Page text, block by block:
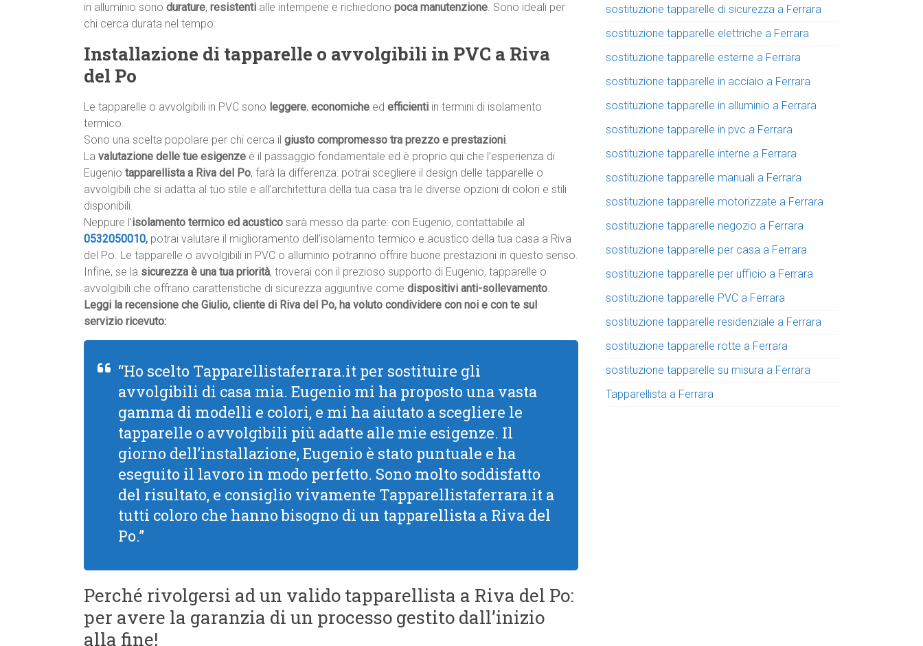
in alluminio sono durature, resistenti alle intemperie e richiedono poca manutenzione. Sono ideali per
chi cerca durata nel tempo.
Installazione di tapparelle o avvolgibili in PVC a Riva
del Po
Le tapparelle o avvolgibili in PVC sono leggere, economiche ed efficienti in termini di isolamento
termico.
Sono una scelta popolare per chi cerca il giusto compromesso tra prezzo e prestazioni.
La valutazione delle tue esigenze è il passaggio fondamentale ed è proprio qui che l’esperienza di
Eugenio tapparellista a Riva del Po, farà la differenza: potrai scegliere il design delle tapparelle o
avvolgibili che si adatta al tuo stile e all’architettura della tua casa tra le diverse opzioni di colori e stili
disponibili.
Neppure l’isolamento termico ed acustico sarà messo da parte: con Eugenio, contattabile al
0532050010, potrai valutare il miglioramento dell’isolamento termico e acustico della tua casa a Riva
del Po. Le tapparelle o avvolgibili in PVC o alluminio potranno offrire buone prestazioni in questo senso.
Infine, se la sicurezza è una tua priorità, troverai con il prezioso supporto di Eugenio, tapparelle o
avvolgibili che offrano caratteristiche di sicurezza aggiuntive come dispositivi anti-sollevamento.
Leggi la recensione che Giulio, cliente di Riva del Po, ha voluto condividere con noi e con te sul
servizio ricevuto:
“Ho scelto Tapparellistaferrara.it per sostituire gli
avvolgibili di casa mia. Eugenio mi ha proposto una vasta
gamma di modelli e colori, e mi ha aiutato a scegliere le
tapparelle o avvolgibili più adatte alle mie esigenze. Il
giorno dell’installazione, Eugenio è stato puntuale e ha
eseguito il lavoro in modo perfetto. Sono molto soddisfatto
del risultato, e consiglio vivamente Tapparellistaferrara.it a
tutti coloro che hanno bisogno di un tapparellista a Riva del
Po.”
Perché rivolgersi ad un valido tapparellista a Riva del Po:
per avere la garanzia di un processo gestito dall’inizio
alla fine!
sostituzione tapparelle di sicurezza a Ferrara
sostituzione tapparelle elettriche a Ferrara
sostituzione tapparelle esterne a Ferrara
sostituzione tapparelle in acciaio a Ferrara
sostituzione tapparelle in alluminio a Ferrara
sostituzione tapparelle in pvc a Ferrara
sostituzione tapparelle interne a Ferrara
sostituzione tapparelle manuali a Ferrara
sostituzione tapparelle motorizzate a Ferrara
sostituzione tapparelle negozio a Ferrara
sostituzione tapparelle per casa a Ferrara
sostituzione tapparelle per ufficio a Ferrara
sostituzione tapparelle PVC a Ferrara
sostituzione tapparelle residenziale a Ferrara
sostituzione tapparelle rotte a Ferrara
sostituzione tapparelle su misura a Ferrara
Tapparellista a Ferrara